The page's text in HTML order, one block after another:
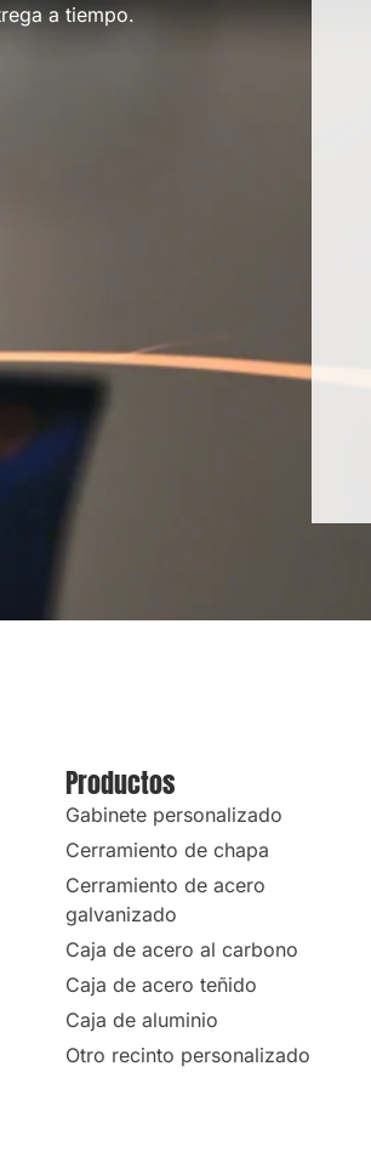
a tiempo.
Productos
Gabinete personalizado
Cerramiento de chapa
Cerramiento de acero
galvanizado
Caja de acero al carbono
Caja de acero teñido
Caja de aluminio
Otro recinto personalizado